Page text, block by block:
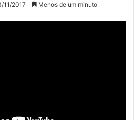
11/2017 Menos de um minuto